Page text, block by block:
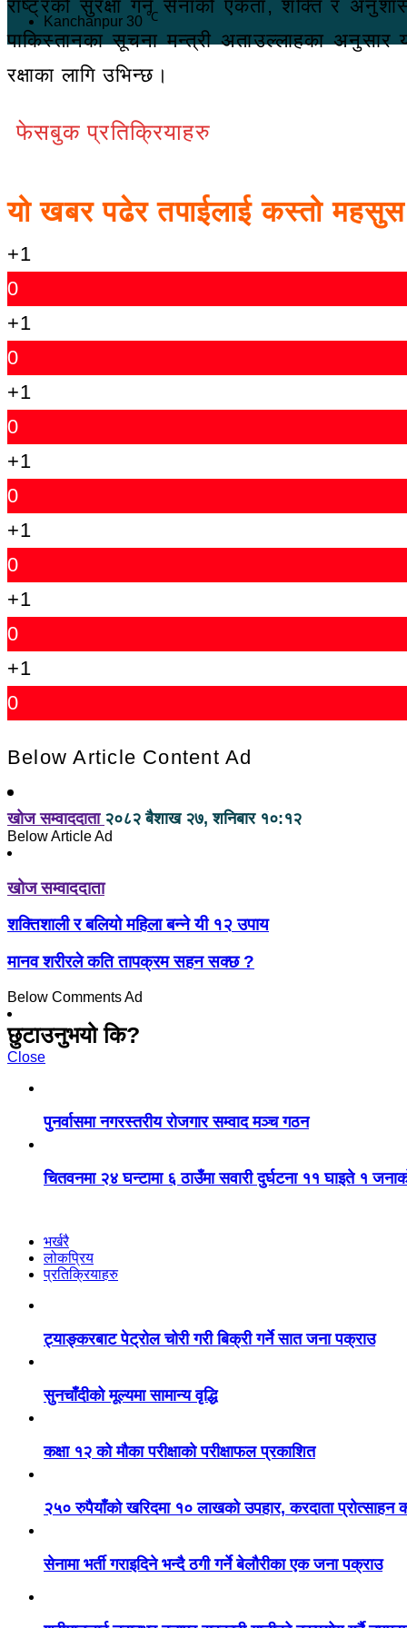
Kanchanpur 30 ℃
राष्ट्रको सुरक्षा गर्न सेनाको एकता, शक्ति र
पाकिस्तानका सूचना मन्त्री अताउल्लाहका अनुसार
रक्षाका लागि उभिन्छ।
फेसबुक प्रतिक्रियाहरु
यो खबर पढेर तपाईलाई कस्तो
+1
0
+1
0
+1
0
+1
0
+1
0
+1
0
+1
0
Below Article Content Ad
खोज सम्वाददाता २०८२ बैशाख २७, शनिबार १०:१२
Below Article Ad
खोज सम्वाददाता
शक्तिशाली र बलियो महिला बन्ने यी १२ उपाय
मानव शरीरले कति तापक्रम सहन सक्छ ?
Below Comments Ad
छुटाउनुभयो कि?
Close
पुनर्वासमा नगरस्तरीय रोजगार सम्वाद मञ्च गठन
चितवनमा २४ घन्टामा ६ ठाउँमा सवारी दुर्घटना ११ घाइते १
भर्खरै
लोकप्रिय
प्रतिक्रियाहरु
ट्याङ्करबाट पेट्रोल चोरी गरी बिक्री गर्ने सात जना पक्राउ
सुनचाँदीको मूल्यमा सामान्य वृद्धि
कक्षा १२ को मौका परीक्षाको परीक्षाफल प्रकाशित
२५० रुपैयाँको खरिदमा १० लाखको उपहार, करदाता प्रोत्साहन
सेनामा भर्ती गराइदिने भन्दै ठगी गर्ने बेलौरीका एक जना पक्राउ